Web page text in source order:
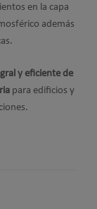
en la capa
además
y eficiente de
para edificios y